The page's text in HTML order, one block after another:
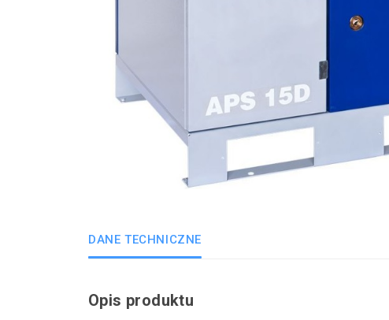
DANE TECHNICZNE
Opis produktu